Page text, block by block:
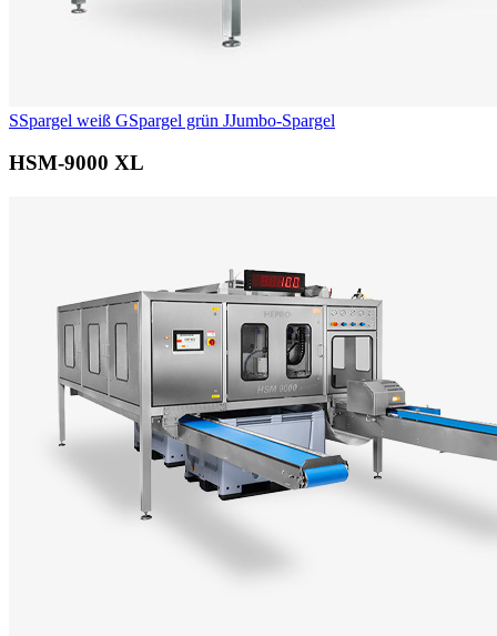
SSpargel weiß GSpargel grün JJumbo-Spargel
HSM-9000 XL